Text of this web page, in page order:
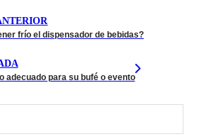
frío el dispensador de bebidas?
adecuado para su bufé o evento